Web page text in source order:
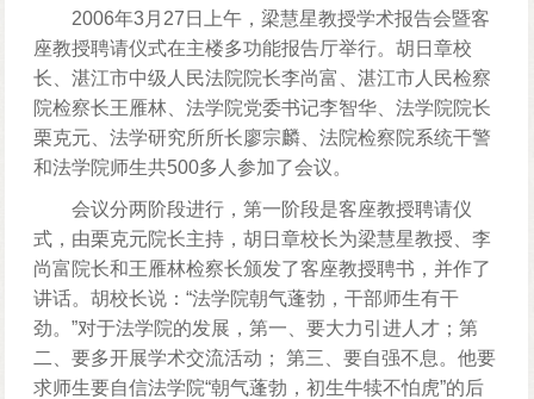
学者行踪 对外交流
学术会议 学术讲座
法学教育 法学分馆
沙滩拾贝
2006年3月27日上午，梁慧星教授学术报告会暨客
座教授聘请仪式在主楼多功能报告厅举行。胡日章校
长、湛江市中级人民法院院长李尚富、湛江市人民检察
院检察长王雁林、法学院党委书记李智华、法学院院长
栗克元、法学研究所所长廖宗麟、法院检察院系统干警
和法学院师生共500多人参加了会议。
会议分两阶段进行，第一阶段是客座教授聘请仪
式，由栗克元院长主持，胡日章校长为梁慧星教授、李
尚富院长和王雁林检察长颁发了客座教授聘书，并作了
讲话。胡校长说：“法学院朝气蓬勃，干部师生有干
劲。”对于法学院的发展，第一、要大力引进人才；第
二、要多开展学术交流活动； 第三、要自强不息。他要
求师生要自信法学院“朝气蓬勃，初生牛犊不怕虎”的后